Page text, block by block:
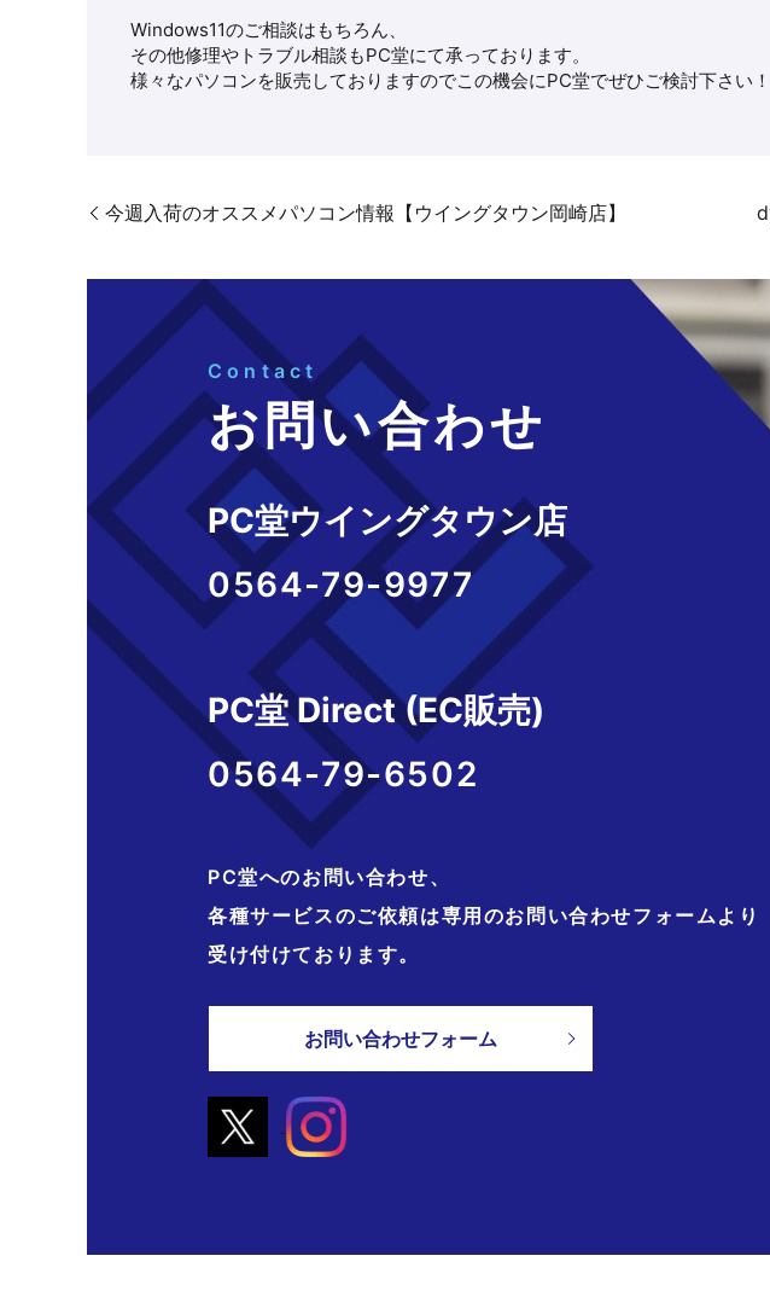
Windows11のご相談はもちろん、
その他修理やトラブル相談もPC堂にて承っております。
様々なパソコンを販売しておりますのでこの機会にPC堂でぜひご検討下さい！
今週入荷のオススメパソコン情報【ウイングタウン岡崎店】
Contact
お問い合わせ
PC堂ウイングタウン店
0564-79-9977
PC堂 Direct (EC販売)
0564-79-6502
PC堂へのお問い合わせ、
各種サービスのご依頼は専用のお問い合わせフォームより
受け付けております。
お問い合わせフォーム